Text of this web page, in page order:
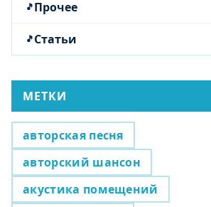
Прочее
Статьи
МЕТКИ
авторская песня
авторский шансон
акустика помещений